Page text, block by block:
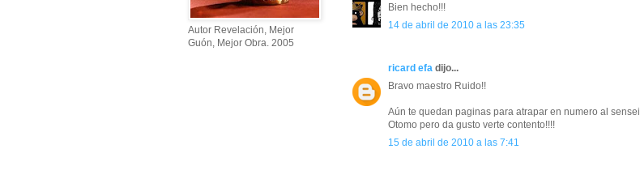
Bien hecho!!!
14 de abril de 2010 a las 23:35
ricard efa dijo...
Bravo maestro Ruido!!
Aún te quedan paginas para atrapar en numero al sensei
Otomo pero da gusto verte contento!!!!
15 de abril de 2010 a las 7:41
Autor Revelación, Mejor
Guón, Mejor Obra. 2005